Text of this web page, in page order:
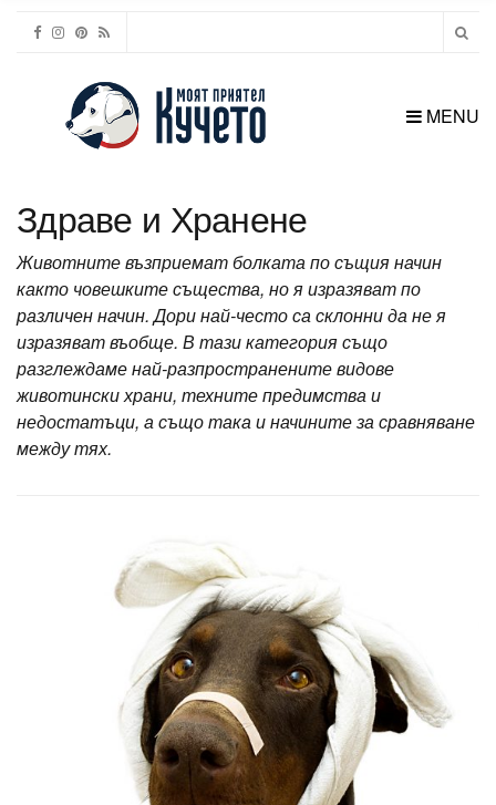
MENU
Здраве и Хранене
Животните възприемат болката по същия начин
както човешките същества, но я изразяват по
различен начин. Дори най-често са склонни да не я
изразяват въобще. В тази категория също
разглеждаме най-разпространените видове
животински храни, техните предимства и
недостатъци, а също така и начините за сравняване
между тях.